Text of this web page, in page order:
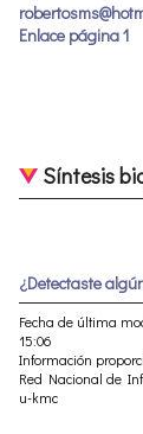
Enlace página 1
Síntesis
¿Detectaste
Fecha de última
15:06
Información
Red Nacional de
u-kmc